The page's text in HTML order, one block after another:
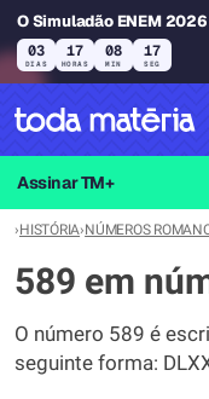
O Simuladão ENEM 2026
03
DIAS
17
HORAS
08
MIN
17
SEG
Assinar TM+
›HISTÓRIA›NÚMEROS
589 em
O número 589 é
seguinte forma: